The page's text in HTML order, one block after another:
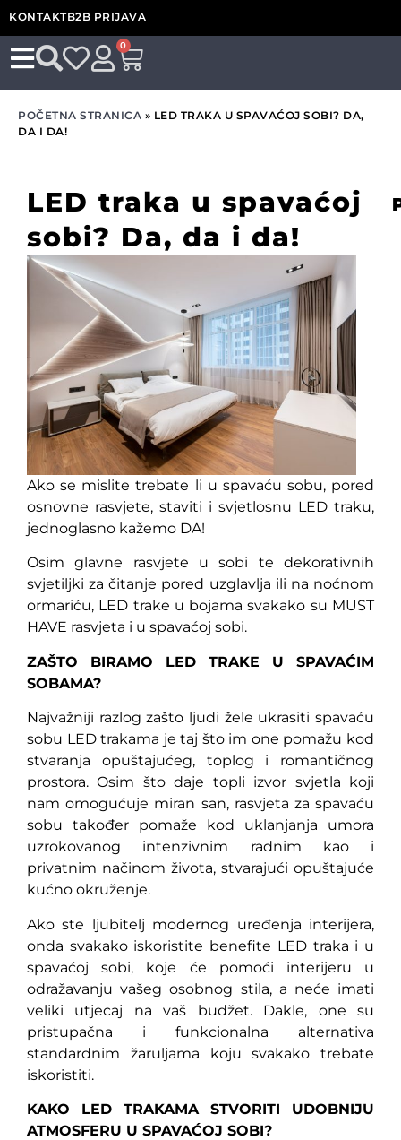
KONTAKTB2B PRIJAVA
0
POČETNA STRANICA » LED TRAKA U SPAVAĆOJ SOBI? DA,
DA I DA!
LED traka u spavaćoj
sobi? Da, da i da!
Ako se mislite trebate li u spavaću sobu, pored
osnovne rasvjete, staviti i svjetlosnu LED traku,
jednoglasno kažemo DA!
Osim glavne rasvjete u sobi te dekorativnih
svjetiljki za čitanje pored uzglavlja ili na noćnom
ormariću, LED trake u bojama svakako su MUST
HAVE rasvjeta i u spavaćoj sobi.
ZAŠTO BIRAMO LED TRAKE U SPAVAĆIM
SOBAMA?
Najvažniji razlog zašto ljudi žele ukrasiti spavaću
sobu LED trakama je taj što im one pomažu kod
stvaranja opuštajućeg, toplog i romantičnog
prostora. Osim što daje topli izvor svjetla koji
nam omogućuje miran san, rasvjeta za spavaću
sobu također pomaže kod uklanjanja umora
uzrokovanog intenzivnim radnim kao i
privatnim načinom života, stvarajući opuštajuće
kućno okruženje.
Ako ste ljubitelj modernog uređenja interijera,
onda svakako iskoristite benefite LED traka i u
spavaćoj sobi, koje će pomoći interijeru u
odražavanju vašeg osobnog stila, a neće imati
veliki utjecaj na vaš budžet. Dakle, one su
pristupačna i funkcionalna alternativa
standardnim žaruljama koju svakako trebate
iskoristiti.
KAKO LED TRAKAMA STVORITI UDOBNIJU
ATMOSFERU U SPAVAĆOJ SOBI?